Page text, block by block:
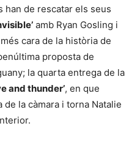
han de rescatar els seus
amb Ryan Gosling i
cara de la història de
proposta de
la quarta entrega de la
and thunder’, en que
la càmara i torna Natalie